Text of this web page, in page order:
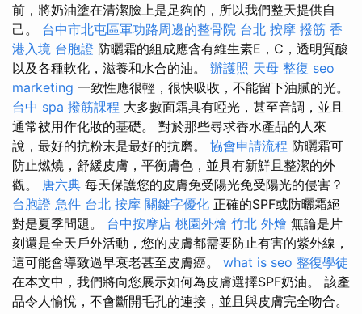
前，將奶油塗在清潔臉上是足夠的，所以我們整天提供自
己。 台中市北屯區軍功路周邊的整骨院 台北 按摩 撥筋 香
港入境 台胞證 防曬霜的組成應含有維生素E，C，透明質酸
以及各種軟化，滋養和水合的油。 辦護照 天母 整復 seo
marketing 一致性應很輕，很快吸收，不能留下油膩的光。
台中 spa 撥筋課程 大多數面霜具有啞光，甚至音調，並且
通常被用作化妝的基礎。 對於那些尋求香水產品的人來
說，最好的抗粉末是最好的抗磨。 協會申請流程 防曬霜可
防止燃燒，舒緩皮膚，平衡膚色，並具有新鮮且整潔的外
觀。 唐六典 每天保護您的皮膚免受陽光免受陽光的侵害？
台胞證 急件 台北 按摩 關鍵字優化 正確的SPF或防曬霜絕
對是夏季問題。 台中按摩店 桃園外燴 竹北 外燴 無論是片
刻還是全天戶外活動，您的皮膚都需要防止有害的紫外線，
這可能會導致過早衰老甚至皮膚癌。 what is seo 整復學徒
在本文中，我們將向您展示如何為皮膚選擇SPF奶油。 該產
品令人愉悅，不會斷開毛孔的連接，並且與皮膚完全吻合。